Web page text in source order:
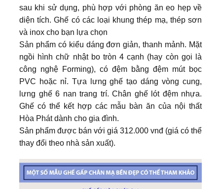
sau khi sử dụng, phù hợp với phòng ăn eo hẹp về
diện tích. Ghế có các loại khung thép mạ, thép sơn
và inox cho bạn lựa chọn
Sản phẩm có kiểu dáng đơn giản, thanh mảnh. Mặt
ngồi hình chữ nhật bo tròn 4 cạnh (hay còn gọi là
công nghệ Forming), có đệm bằng đệm mút bọc
PVC hoặc nỉ. Tựa lưng ghế tạo dáng vòng cung,
lưng ghế 6 nan trang trí. Chân ghế lót đệm nhựa.
Ghế có thể kết hợp các mẫu bàn ăn của nội thất
Hòa Phát dành cho gia đình.
Sản phẩm được bán với giá 312.000 vnđ (giá có thể
thay đổi theo nhà sản xuất).